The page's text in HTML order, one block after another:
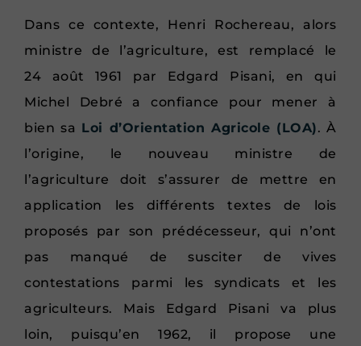
Dans ce contexte, Henri Rochereau, alors
ministre de l’agriculture, est remplacé le
24 août 1961 par Edgard Pisani, en qui
Michel Debré a confiance pour mener à
bien sa Loi d’Orientation Agricole (LOA). À
l’origine, le nouveau ministre de
l’agriculture doit s’assurer de mettre en
application les différents textes de lois
proposés par son prédécesseur, qui n’ont
pas manqué de susciter de vives
contestations parmi les syndicats et les
agriculteurs. Mais Edgard Pisani va plus
loin, puisqu’en 1962, il propose une